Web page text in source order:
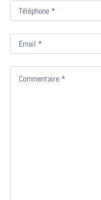
Teléfono
Correo
electrónico
Comentarios